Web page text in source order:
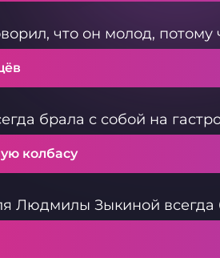
что он молод, потому
брала с собой на
колбасу
Людмилы Зыкиной всегда